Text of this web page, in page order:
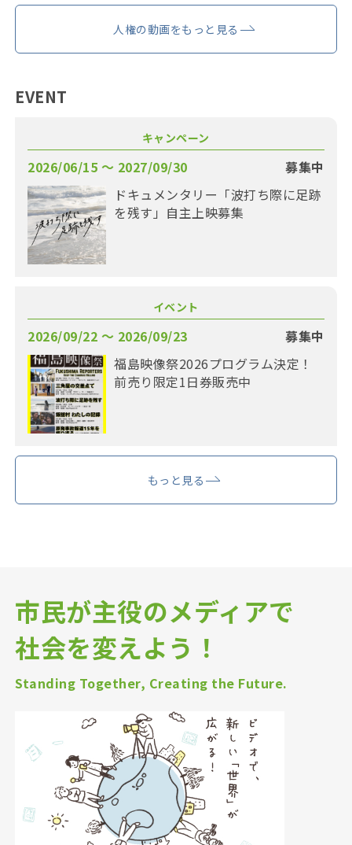
人権の動画をもっと見る
EVENT
キャンペーン
2026/06/15 〜 2027/09/30
募集中
ドキュメンタリー「波打ち際に足跡
を残す」自主上映募集
イベント
2026/09/22 〜 2026/09/23
募集中
福島映像祭2026プログラム決定！
前売り限定1日券販売中
もっと見る
市民が主役のメディアで
社会を変えよう！
Standing Together, Creating the Future.